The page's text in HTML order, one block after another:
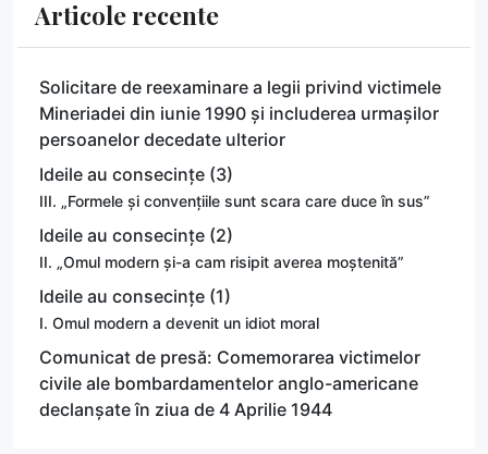
Articole recente
Solicitare de reexaminare a legii privind victimele
Mineriadei din iunie 1990 și includerea urmașilor
persoanelor decedate ulterior
Ideile au consecințe (3)
III. „Formele și convențiile sunt scara care duce în sus”
Ideile au consecințe (2)
II. „Omul modern și-a cam risipit averea moștenită”
Ideile au consecințe (1)
I. Omul modern a devenit un idiot moral
Comunicat de presă: Comemorarea victimelor
civile ale bombardamentelor anglo-americane
declanșate în ziua de 4 Aprilie 1944